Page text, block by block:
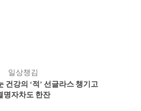
일상챙김
건강의 ‘적’ 선글라스 챙기고
명자차도 한잔